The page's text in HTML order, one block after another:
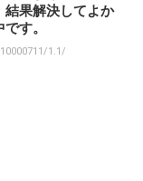
結果解決してよか
す。
1.1/